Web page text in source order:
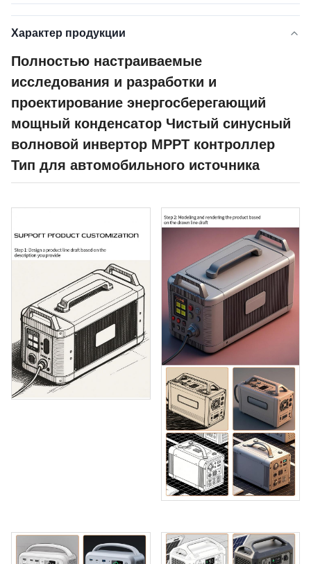
Характер продукции
Полностью настраиваемые
исследования и разработки и
проектирование энергосберегающий
мощный конденсатор Чистый синусный
волновой инвертор MPPT контроллер
Тип для автомобильного источника